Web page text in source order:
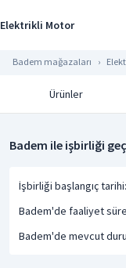
Elektrikli Motor
Badem mağazaları
Ürünler
Badem ile işbirliği
İşbirliği başlangıç
Badem'de faaliyet
Badem'de mevcut